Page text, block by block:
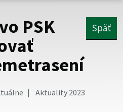
že zdieľate informácie iba
Zabezpečená stránka
PSK
Späť
Aktuality 2023